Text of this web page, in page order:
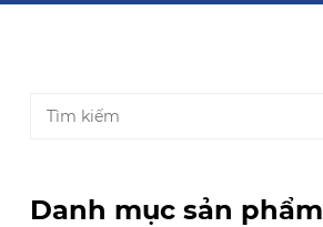
Danh mục sản phẩm